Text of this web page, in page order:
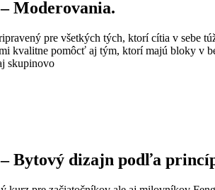
Moderovania.
pre všetkých tých, ktorí cítia v sebe
kvalitne pomôcť aj tým, ktorí majú bloky v
skupinovo
Bytový dizajn podľa